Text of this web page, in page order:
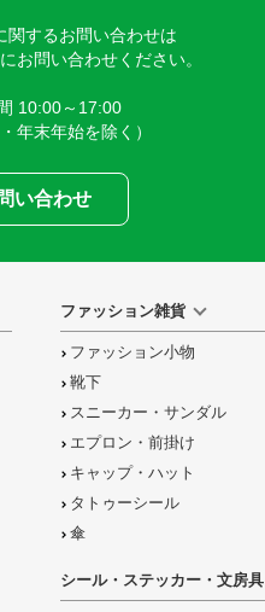
関するお問い合わせは
お問い合わせください。
10:00～17:00
年末年始を除く）
い合わせ
ファッション雑貨
ファッション小物
靴下
スニーカー・サンダル
エプロン・前掛け
キャップ・ハット
タトゥーシール
傘
シール・ステッカー・文房具